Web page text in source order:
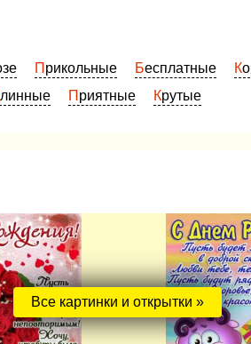
Прикольные Бесплатные
Длинные Приятные Крутые
Все картинки и открытки »